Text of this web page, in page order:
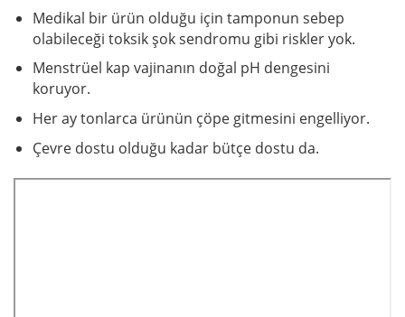
Medikal bir ürün olduğu için tamponun sebep
olabileceği toksik şok sendromu gibi riskler yok.
Menstrüel kap vajinanın doğal pH dengesini
koruyor.
Her ay tonlarca ürünün çöpe gitmesini engelliyor.
Çevre dostu olduğu kadar bütçe dostu da.